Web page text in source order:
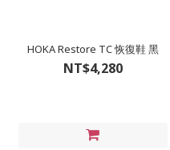
HOKA Restore TC 恢復鞋 黑
NT$4,280